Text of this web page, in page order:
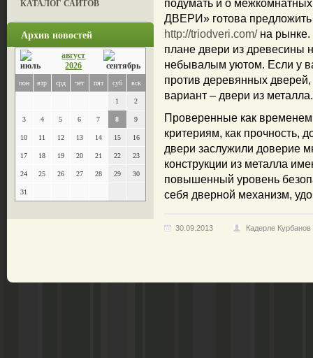
КАТАЛОГ САЙТОВ
Архив новостей
август
2026
пон втр срд чет пят суб вск
1 2
3 4 5 6 7 8 9
10 11 12 13 14 15 16
17 18 19 20 21 22 23
24 25 26 27 28 29 30
31
подумать и о
ДВЕРИ» готова
http://triodveri.com/на рынке.
плане двери из
небывалым уютом. Если у
против деревянных
вариант – двери из металла.
Проверенные как
критериям, как прочность,
двери заслужили доверие
конструкции из металла
повышенный уровень
себя дверной механизм,
30.09.2013 Кадерле Курбанов